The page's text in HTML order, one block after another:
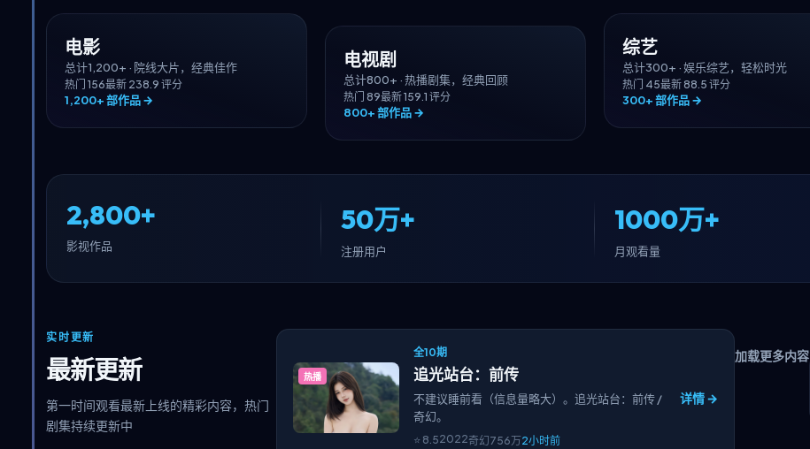
电影
总计1,200+ · 院线大片，经典佳作
热门 156最新 238.9 评分
1,200+部作品 →
电视剧
总计800+ ·热播剧集，经典回顾
热门 89最新159.1 评分
800+部作品 →
综艺
总计300+ ·娱乐综艺，轻松时光
热门 45最新 88.5 评分
300+部作品 →
2,800+
影视作品
50万+
注册用户
1000万+
月观看量
实时更新
最新更新
第一时间观看最新上线的精彩内容，热门
剧集持续更新中
热播
全10期
追光站台：前传
不建议睡前看（信息量略大）。追光站台：前传 /
奇幻。
⭐ 8.52022奇幻756万2小时前
详情 →
加载更多内容